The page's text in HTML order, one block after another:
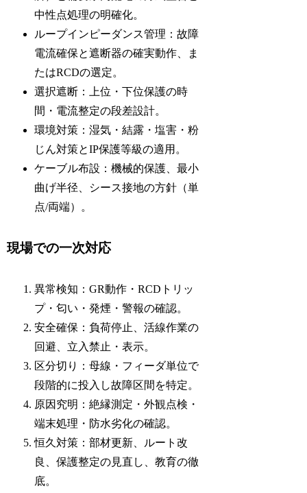
中性点処理の明確化。
ループインピーダンス管理：故障
電流確保と遮断器の確実動作、ま
たはRCDの選定。
選択遮断：上位・下位保護の時
間・電流整定の段差設計。
環境対策：湿気・結露・塩害・粉
じん対策とIP保護等級の適用。
ケーブル布設：機械的保護、最小
曲げ半径、シース接地の方針（単
点/両端）。
現場での一次対応
異常検知：GR動作・RCDトリッ
プ・匂い・発煙・警報の確認。
安全確保：負荷停止、活線作業の
回避、立入禁止・表示。
区分切り：母線・フィーダ単位で
段階的に投入し故障区間を特定。
原因究明：絶縁測定・外観点検・
端末処理・防水劣化の確認。
恒久対策：部材更新、ルート改
良、保護整定の見直し、教育の徹
底。